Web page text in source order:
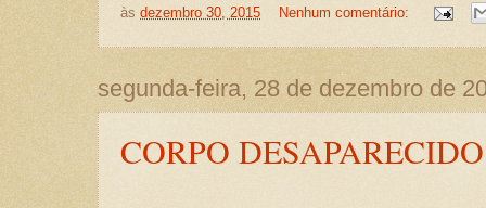
às dezembro 30, 2015 Nenhum comentário:
segunda-feira, 28 de dezembro de
CORPO DESAPARECIDO